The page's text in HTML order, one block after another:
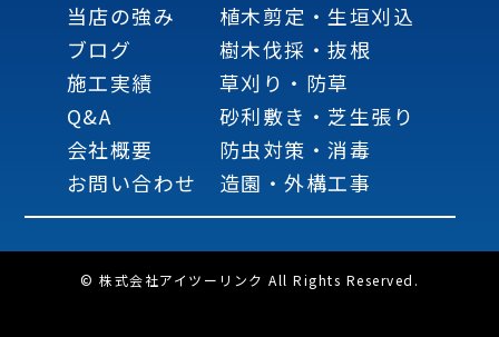
当店の強み
ブログ
施工実績
Q&A
会社概要
お問い合わせ
植木剪定・生垣刈込
樹木伐採・抜根
草刈り・防草
砂利敷き・芝生張り
防虫対策・消毒
造園・外構工事
© 株式会社アイツーリンク All Rights Reserved.